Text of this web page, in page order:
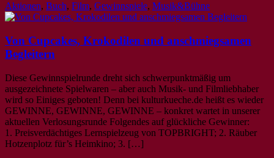
Aktionen, Buch, Film, Gewinnspiele, Musik&Bühne
Von Cupcakes, Krokodilen und anschmiegsamen
Begleitern
Diese Gewinnspielrunde dreht sich schwerpunktmäßig um
ausgezeichnete Spielwaren – aber auch Musik- und Filmliebhaber
wird so Einiges geboten! Denn bei kulturkueche.de heißt es wieder
GEWINNE, GEWINNE, GEWINNE – konkret wartet in unserer
aktuellen Verlosungsrunde Folgendes auf glückliche Gewinner:
1. Preisverdächtiges Lernspielzeug von TOPBRIGHT; 2. Räuber
Hotzenplotz für’s Heimkino; 3. […]